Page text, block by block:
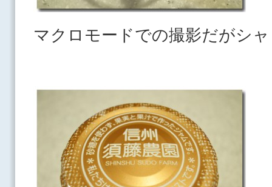
マクロモードでの撮影だがシ